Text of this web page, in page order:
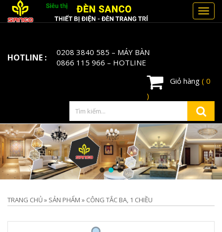
HOTLINE : 0208 3840 585 – MÁY BÀN
0866 115 966 – HOTLINE
Giỏ hàng ( 0
)
TRANG CHỦ» SẢN PHẨM » CÔNG TẮC BA, 1 CHIỀU